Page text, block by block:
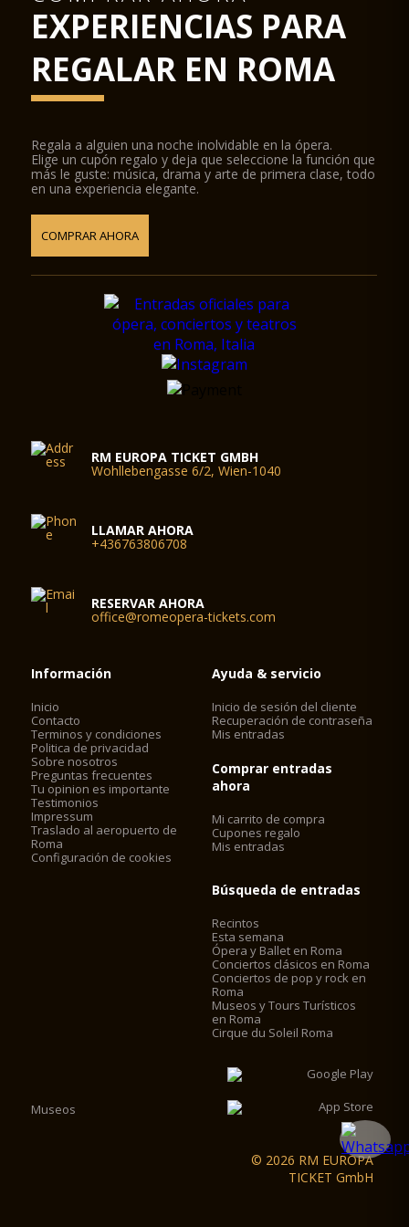
EXPERIENCIAS PARA
REGALAR EN ROMA
Regala a alguien una noche inolvidable en la ópera.
Elige un cupón regalo y deja que seleccione la función que
más le guste: música, drama y arte de primera clase, todo
en una experiencia elegante.
COMPRAR AHORA
RM EUROPA TICKET GMBH
Wohllebengasse 6/2, Wien-1040
LLAMAR AHORA
+436763806708
RESERVAR AHORA
office@romeopera-tickets.com
Información
Inicio
Contacto
Terminos y condiciones
Politica de privacidad
Sobre nosotros
Preguntas frecuentes
Tu opinion es importante
Testimonios
Impressum
Traslado al aeropuerto de
Roma
Configuración de cookies
Ayuda & servicio
Inicio de sesión del cliente
Recuperación de contraseña
Mis entradas
Comprar entradas
ahora
Mi carrito de compra
Cupones regalo
Mis entradas
Búsqueda de entradas
Recintos
Esta semana
Ópera y Ballet en Roma
Conciertos clásicos en Roma
Conciertos de pop y rock en
Roma
Museos y Tours Turísticos
en Roma
Cirque du Soleil Roma
Museos
© 2026 RM EUROPA
TICKET GmbH